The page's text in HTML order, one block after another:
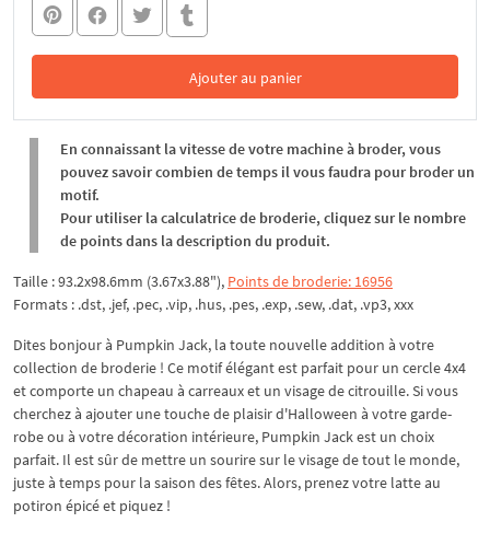
Ajouter au panier
Dans le panier
En connaissant la vitesse de votre machine à broder, vous
pouvez savoir combien de temps il vous faudra pour broder un
motif.
Pour utiliser la calculatrice de broderie, cliquez sur le nombre
de points dans la description du produit.
Taille : 93.2x98.6mm (3.67x3.88"), Points de broderie: 16956
Formats : .dst, .jef, .pec, .vip, .hus, .pes, .exp, .sew, .dat, .vp3, xxx
Dites bonjour à Pumpkin Jack, la toute nouvelle addition à votre
collection de broderie ! Ce motif élégant est parfait pour un cercle 4x4
et comporte un chapeau à carreaux et un visage de citrouille. Si vous
cherchez à ajouter une touche de plaisir d'Halloween à votre garde-
robe ou à votre décoration intérieure, Pumpkin Jack est un choix
parfait. Il est sûr de mettre un sourire sur le visage de tout le monde,
juste à temps pour la saison des fêtes. Alors, prenez votre latte au
potiron épicé et piquez !